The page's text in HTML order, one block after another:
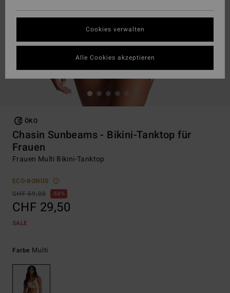
ÖKO
Chasin Sunbeams - Bikini-Tanktop für
Frauen
Frauen Multi Bikini-Tanktop
ECO-BONUS
CHF 59,00
50%
CHF 29,50
SALE
Farbe Multi
Cookies verwalten
Alle Cookies akzeptieren